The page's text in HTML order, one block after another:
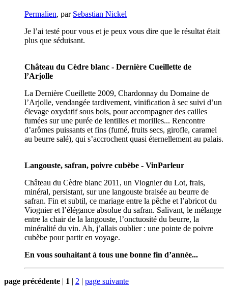
Permalien, par Sebastian Nickel
Je l’ai testé pour vous et je peux vous dire que le résultat était
plus que séduisant.
Château du Cèdre blanc - Dernière Cueillette de
l’Arjolle
La Dernière Cueillette 2009, Chardonnay du Domaine de
l’Arjolle, vendangée tardivement, vinification à sec suivi d’un
élevage oxydatif sous bois, pour accompagner des cailles
fumées sur une purée de lentilles et morilles... Rencontre
d’arômes puissants et fins (fumé, fruits secs, girofle, caramel
au beurre salé), qui s’accrochent quasi éternellement au palais.
Langouste, safran, poivre cubèbe - VinParleur
Château du Cèdre blanc 2011, un Viognier du Lot, frais,
minéral, persistant, sur une langouste braisée au beurre de
safran. Fin et subtil, ce mariage entre la pêche et l’abricot du
Viognier et l’élégance absolue du safran. Salivant, le mélange
entre la chair de la langouste, l’onctuosité du beurre, la
minéralité du vin. Ah, j’allais oublier : une pointe de poivre
cubèbe pour partir en voyage.
En vous souhaitant à tous une bonne fin d’année...
page précédente | 1 | 2 | page suivante